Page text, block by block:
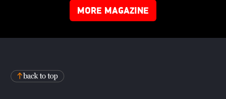
MORE MAGAZINE